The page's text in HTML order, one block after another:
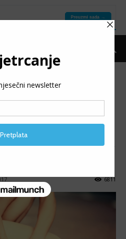
zgloba
je jedna od najučestalijih
povreda najčešće nastaje
trčanja po neravnoj površini
stopalo drugog sportiste.
6811